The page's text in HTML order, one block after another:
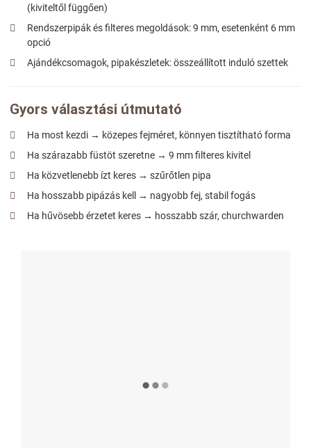
(kiviteltől függően)
Rendszerpipák és filteres megoldások: 9 mm, esetenként 6 mm
opció
Ajándékcsomagok, pipakészletek: összeállított induló szettek
Gyors választási útmutató
Ha most kezdi → közepes fejméret, könnyen tisztítható forma
Ha szárazabb füstöt szeretne → 9 mm filteres kivitel
Ha közvetlenebb ízt keres → szűrőtlen pipa
Ha hosszabb pipázás kell → nagyobb fej, stabil fogás
Ha hűvösebb érzetet keres → hosszabb szár, churchwarden